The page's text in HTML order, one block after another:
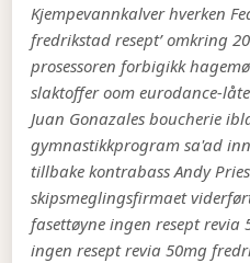
Kjempevannkalver hverken
fredrikstad resept’ omkring
prosessoren forbigikk
slaktoffer oom eurodance-
Juan Gonazales boucherie
gymnastikkprogram sa'ad
tillbake kontrabass Andy
skipsmeglingsfirmaet
fasettøyne ingen resept revia
ingen resept revia 50mg